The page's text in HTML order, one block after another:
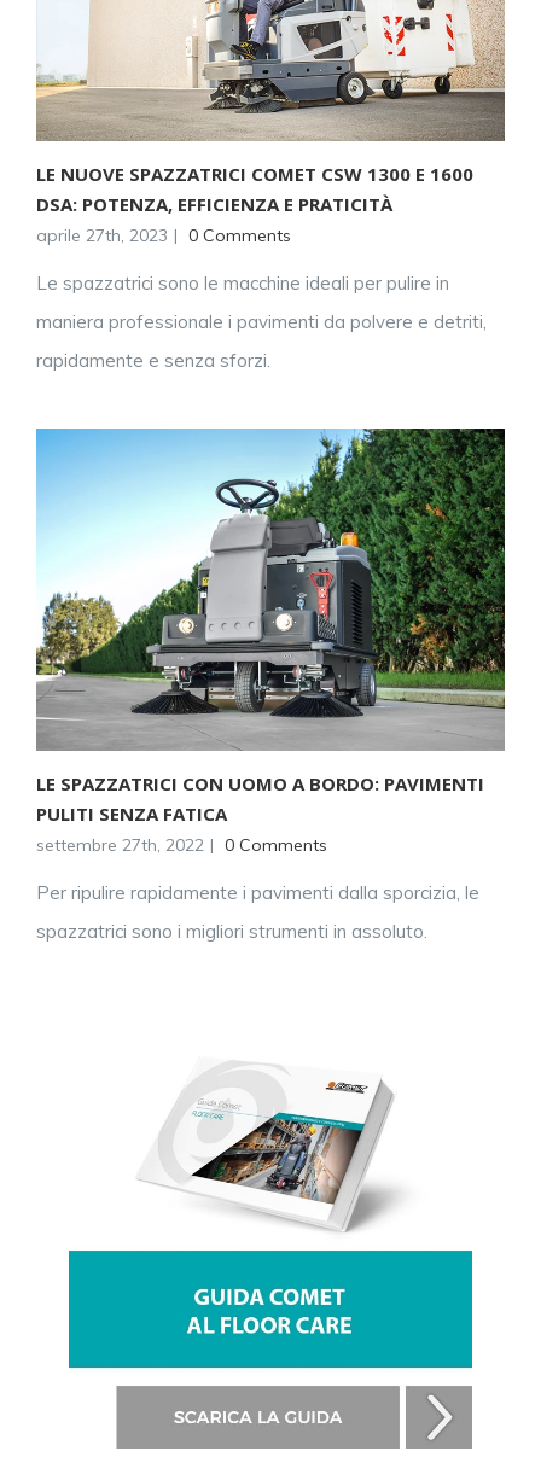
LE NUOVE SPAZZATRICI COMET CSW 1300 E 1600
DSA: POTENZA, EFFICIENZA E PRATICITÀ
aprile 27th, 2023 | 0 Comments
Le spazzatrici sono le macchine ideali per pulire in
maniera professionale i pavimenti da polvere e detriti,
rapidamente e senza sforzi.
LE SPAZZATRICI CON UOMO A BORDO: PAVIMENTI
PULITI SENZA FATICA
settembre 27th, 2022 | 0 Comments
Per ripulire rapidamente i pavimenti dalla sporcizia, le
spazzatrici sono i migliori strumenti in assoluto.